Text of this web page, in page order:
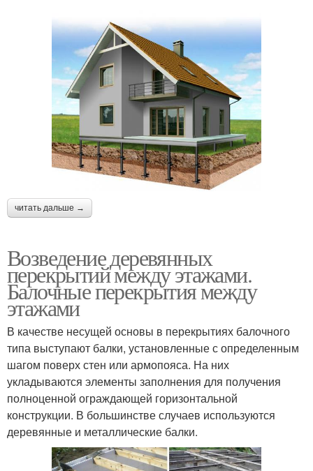
читать дальше →
Возведение деревянных
перекрытий между этажами.
Балочные перекрытия между
этажами
В качестве несущей основы в перекрытиях балочного
типа выступают балки, установленные с определенным
шагом поверх стен или армопояса. На них
укладываются элементы заполнения для получения
полноценной ограждающей горизонтальной
конструкции. В большинстве случаев используются
деревянные и металлические балки.